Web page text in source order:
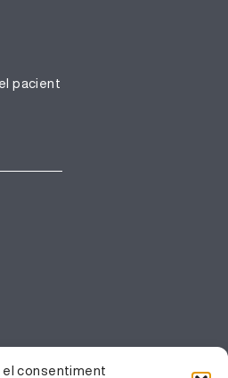
consentiment
pacient